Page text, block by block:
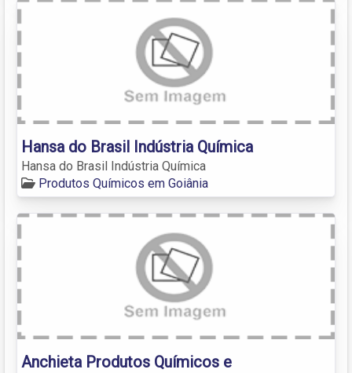
Hansa do Brasil Indústria Química
Hansa do Brasil Indústria Química
Produtos Químicos em Goiânia
Anchieta Produtos Químicos e